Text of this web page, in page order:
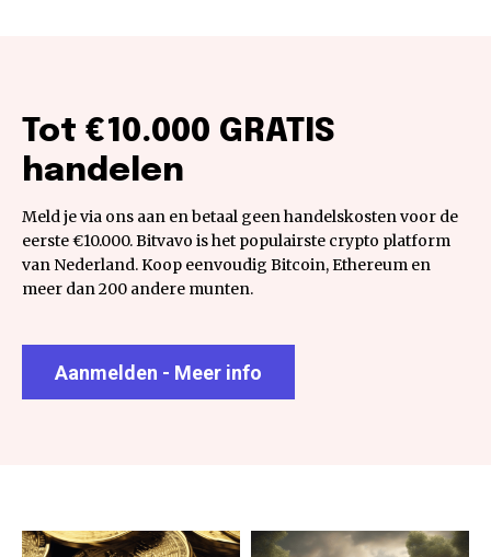
Tot €10.000 GRATIS
handelen
Meld je via ons aan en betaal geen handelskosten voor de
eerste €10.000. Bitvavo is het populairste crypto platform
van Nederland. Koop eenvoudig Bitcoin, Ethereum en
meer dan 200 andere munten.
Aanmelden - Meer info